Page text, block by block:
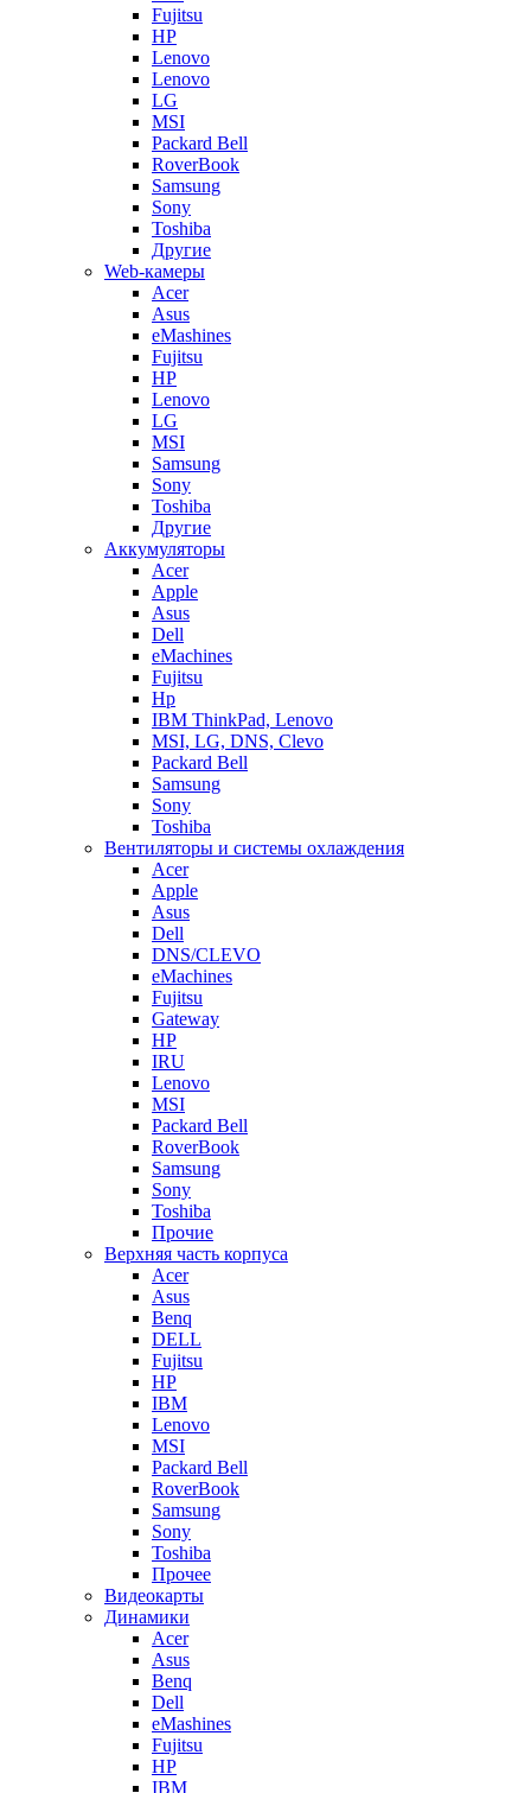
Fujitsu
HP
Lenovo
Lenovo
LG
MSI
Packard Bell
RoverBook
Samsung
Sony
Toshiba
Другие
Web-камеры
Acer
Asus
eMashines
Fujitsu
HP
Lenovo
LG
MSI
Samsung
Sony
Toshiba
Другие
Аккумуляторы
Acer
Apple
Asus
Dell
eMachines
Fujitsu
Hp
IBM ThinkPad, Lenovo
MSI, LG, DNS, Clevo
Packard Bell
Samsung
Sony
Toshiba
Вентиляторы и системы охлаждения
Acer
Apple
Asus
Dell
DNS/CLEVO
eMachines
Fujitsu
Gateway
HP
IRU
Lenovo
MSI
Packard Bell
RoverBook
Samsung
Sony
Toshiba
Прочие
Верхняя часть корпуса
Acer
Asus
Benq
DELL
Fujitsu
HP
IBM
Lenovo
MSI
Packard Bell
RoverBook
Samsung
Sony
Toshiba
Прочее
Видеокарты
Динамики
Acer
Asus
Benq
Dell
eMashines
Fujitsu
HP
IBM